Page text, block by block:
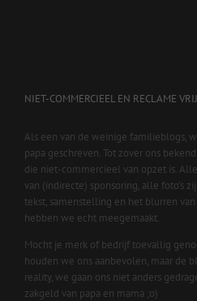
NIET-COMMERCIEEL EN RECLAME VRIJ
Als een van de weinige familieblogs,
papa geschreven. Tot zover ons
die niet-commercieel van opzet is.
van (indirecte) sponsoring, alle foto’s
tekst, samenstelling en het blurren
hebben we echt meegemaakt.
Mocht je merk of bedrijf toevallig
houden we ons aanbevolen, maar de
reality, we gaan ons niet anders
zakgeld van papa en mama ;o)